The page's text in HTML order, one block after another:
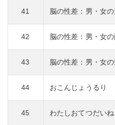
41 脳の性差：男・女
42 脳の性差：男・女
43 脳の性差：男・女の
44 おこんじょうるり
45 わたしおてつだいね